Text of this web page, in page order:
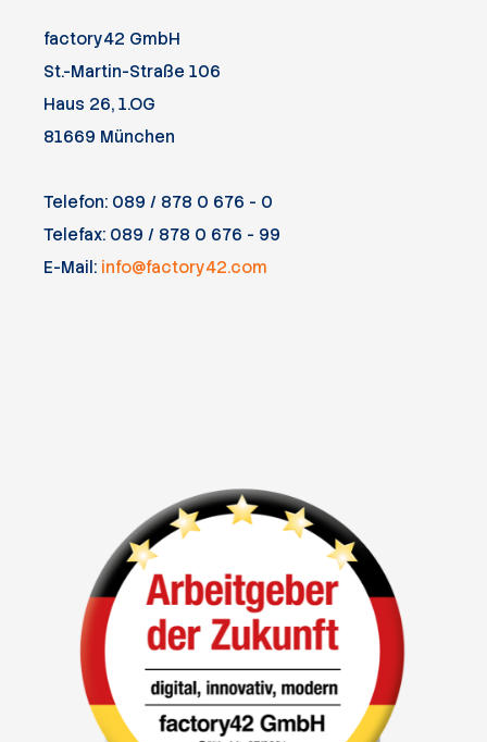
factory42 GmbH
St.-Martin-Straße 106
Haus 26, 1.OG
81669 München
Telefon: 089 / 878 0 676 - 0
Telefax: 089 / 878 0 676 - 99
E-Mail: info@factory42.com